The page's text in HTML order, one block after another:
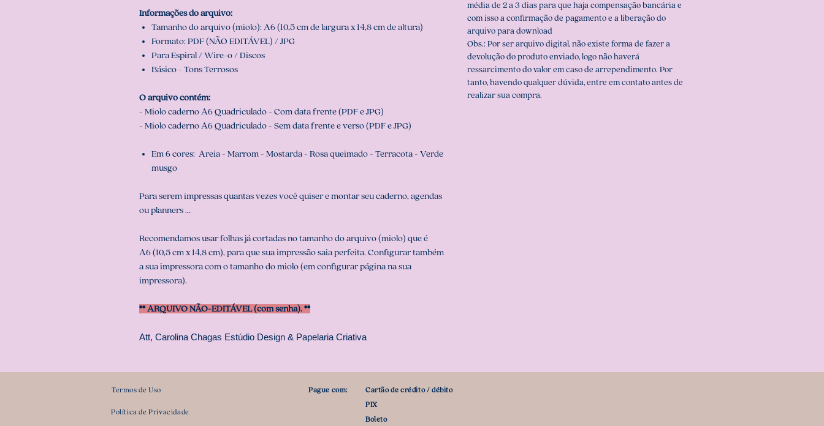
Informações do arquivo:
Tamanho do arquivo (miolo): A6 (10,5 cm de largura x 14,8 cm de altura)
Formato: PDF (NÃO EDITÁVEL) / JPG
Para Espiral / Wire-o / Discos
Básico - Tons Terrosos
O arquivo contém:
- Miolo caderno A6 Quadriculado - Com data frente (PDF e JPG)
- Miolo caderno A6 Quadriculado - Sem data frente e verso (PDF e JPG)
Em 6 cores: Areia - Marrom - Mostarda - Rosa queimado - Terracota - Verde
musgo
Para serem impressas quantas vezes você quiser e montar seu caderno, agendas
ou planners ...
Recomendamos usar folhas já cortadas no tamanho do arquivo (miolo) que é
A6 (10,5 cm x 14,8 cm), para que sua impressão saia perfeita. Configurar também
a sua impressora com o tamanho do miolo (em configurar página na sua
impressora).
** ARQUIVO NÃO-EDITÁVEL (com senha). **
Att, Carolina Chagas Estúdio Design & Papelaria Criativa
média de 2 a 3 dias para que haja compensação bancária e
com isso a confirmação de pagamento e a liberação do
arquivo para download
Obs.: Por ser arquivo digital, não existe forma de fazer a
devolução do produto enviado, logo não haverá
ressarcimento do valor em caso de arrependimento. Por
tanto, havendo qualquer dúvida, entre em contato antes de
realizar sua compra.
Termos de Uso
Política de Privacidade
Pague com:
Cartão de crédito / débito
PIX
Boleto